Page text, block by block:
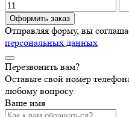
Оформить заказ
Отправляя форму, вы
персональных данных
Перезвонить вам?
Оставьте свой номер
любому вопросу
Ваше имя